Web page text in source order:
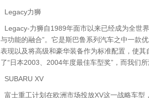
Legacy力狮
Legacy-力狮自1989年面市以来已经成为全世
与功能的融合”。它是斯巴鲁系列汽车之中一款
表现以及将高级和豪华装备作为标准配置，使
了“日本2003、2004年度最佳车型奖”，而我们
SUBARU XV
富士重工计划在欧洲市场投放XV这一战略车